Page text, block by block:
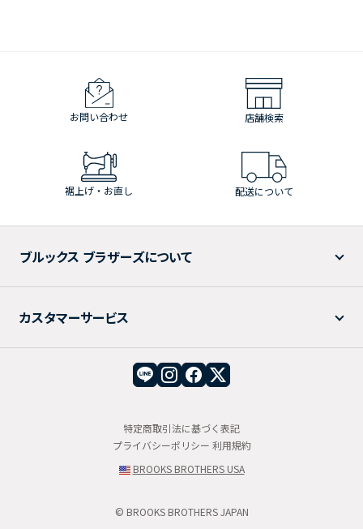
お問い合わせ 店舗検索
裾上げ・お直し 配送について
ブルックス ブラザーズについて
カスタマーサービス
特定商取引法に基づく表記
プライバシーポリシー 利用規約
BROOKS BROTHERS USA
© BROOKS BROTHERS JAPAN